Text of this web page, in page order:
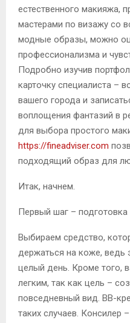
естественного макияжа,
мастерами по визажу со
модные образы, можно
профессионализма и
Подробно изучив
карточку специалиста –
вашего города и
воплощения фантазий в
для выбора простого
https://fineadviser.com
подходящий образ для
Итак, начнем.
Первый шаг –
Выбираем средство,
держаться на коже, ведь
целый день. Кроме того,
легким, так как цель –
повседневный вид. BB-
таких случаев. Консилер